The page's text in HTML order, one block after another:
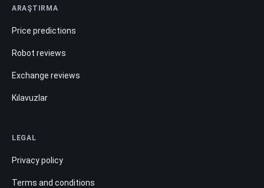
ARAŞTIRMA
Price predictions
Robot reviews
Exchange reviews
Kılavuzlar
LEGAL
Privacy policy
Terms and conditions